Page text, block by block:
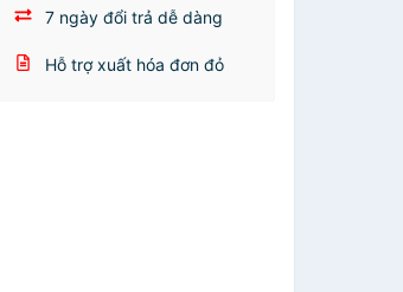
7 ngày đổi trả dễ dàng
Hỗ trợ xuất hóa đơn đỏ